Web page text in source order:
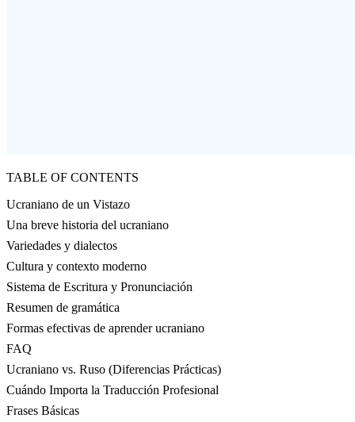
TABLE OF CONTENTS
Ucraniano de un Vistazo
Una breve historia del ucraniano
Variedades y dialectos
Cultura y contexto moderno
Sistema de Escritura y Pronunciación
Resumen de gramática
Formas efectivas de aprender ucraniano
FAQ
Ucraniano vs. Ruso (Diferencias Prácticas)
Cuándo Importa la Traducción Profesional
Frases Básicas